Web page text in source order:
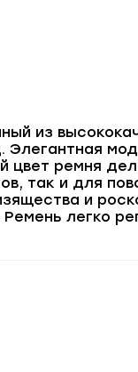
из
Элегантная
цвет ремня
так и для
и
легко